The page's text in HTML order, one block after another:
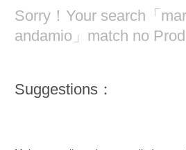
ΠΡΟΪΌΝΤΑ
ΜΕ
ΕΜΆΣ
ΕΡΓΟΣΤΆΣΙΟ
Sorry！Your search「
andamio」match no
Suggestions：